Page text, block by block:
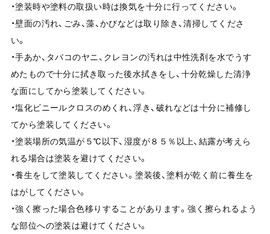
・塗装時や塗料の取扱い時は換気を十分に行ってください。
・壁面の汚れ、ごみ、藻、かびなどは取り除き、清掃してくださ
い。
・手あか、タバコのヤニ、クレヨンの汚れは中性洗剤を水でうす
めたもので十分に拭き取った後水拭きをし、十分乾燥した清浄
な面にしてから塗装してください。
・塩化ビニールクロスのめくれ、浮き、破れなどは十分に補修し
てから塗装してください。
・塗装場所の気温が５℃以下、湿度が８５％以上、結露が考えら
れる場合は塗装を避けてください。
・養生をして塗装してください。塗装後、塗料が乾く前に養生を
はがしてください。
・強く擦った場合色移りすることがあります。強く擦られるよう
な部位への塗装は避けてください。